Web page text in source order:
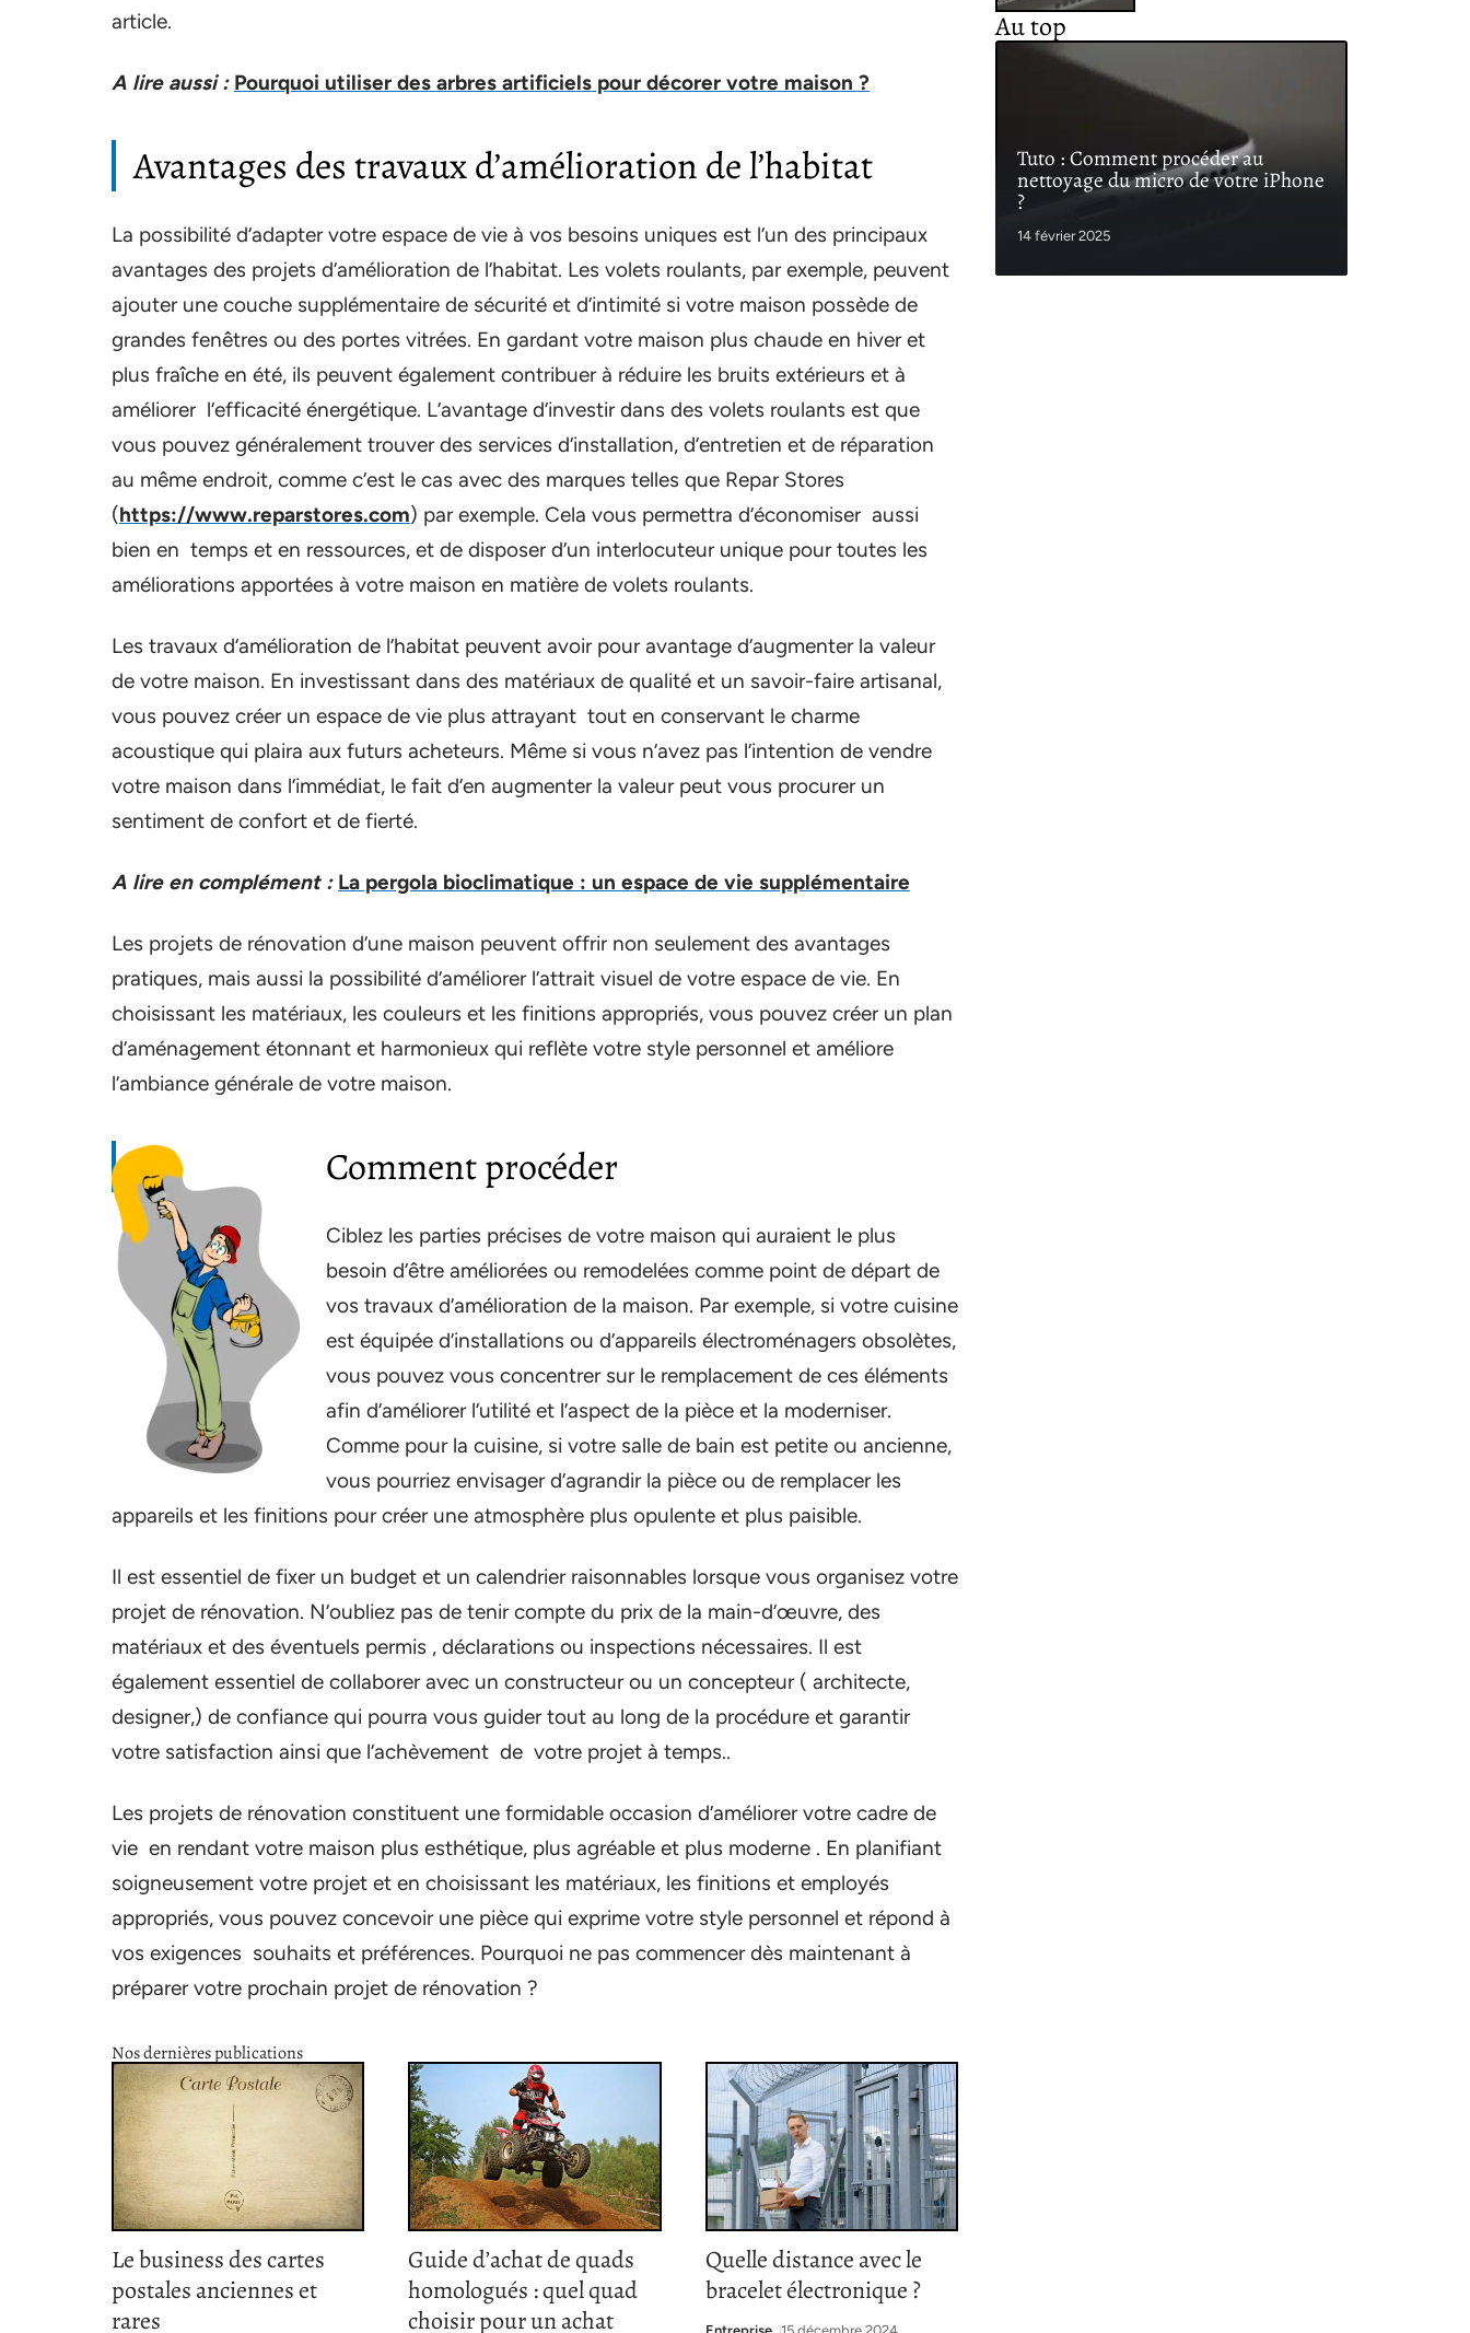
article.
A lire aussi : Pourquoi utiliser des arbres artificiels pour décorer votre maison ?
Avantages des travaux d’amélioration de l’habitat
La possibilité d’adapter votre espace de vie à vos besoins uniques est l’un des principaux
avantages des projets d’amélioration de l’habitat. Les volets roulants, par exemple, peuvent
ajouter une couche supplémentaire de sécurité et d’intimité si votre maison possède de
grandes fenêtres ou des portes vitrées. En gardant votre maison plus chaude en hiver et
plus fraîche en été, ils peuvent également contribuer à réduire les bruits extérieurs et à
améliorer l’efficacité énergétique. L’avantage d’investir dans des volets roulants est que
vous pouvez généralement trouver des services d’installation, d’entretien et de réparation
au même endroit, comme c’est le cas avec des marques telles que Repar Stores
(https://www.reparstores.com) par exemple. Cela vous permettra d’économiser aussi
bien en temps et en ressources, et de disposer d’un interlocuteur unique pour toutes les
améliorations apportées à votre maison en matière de volets roulants.
Les travaux d’amélioration de l’habitat peuvent avoir pour avantage d’augmenter la valeur
de votre maison. En investissant dans des matériaux de qualité et un savoir-faire artisanal,
vous pouvez créer un espace de vie plus attrayant tout en conservant le charme
acoustique qui plaira aux futurs acheteurs. Même si vous n’avez pas l’intention de vendre
votre maison dans l’immédiat, le fait d’en augmenter la valeur peut vous procurer un
sentiment de confort et de fierté.
A lire en complément : La pergola bioclimatique : un espace de vie supplémentaire
Les projets de rénovation d’une maison peuvent offrir non seulement des avantages
pratiques, mais aussi la possibilité d’améliorer l’attrait visuel de votre espace de vie. En
choisissant les matériaux, les couleurs et les finitions appropriés, vous pouvez créer un plan
d’aménagement étonnant et harmonieux qui reflète votre style personnel et améliore
l’ambiance générale de votre maison.
Comment procéder
Ciblez les parties précises de votre maison qui auraient le plus
besoin d’être améliorées ou remodelées comme point de départ de
vos travaux d’amélioration de la maison. Par exemple, si votre cuisine
est équipée d’installations ou d’appareils électroménagers obsolètes,
vous pouvez vous concentrer sur le remplacement de ces éléments
afin d’améliorer l’utilité et l’aspect de la pièce et la moderniser.
Comme pour la cuisine, si votre salle de bain est petite ou ancienne,
vous pourriez envisager d’agrandir la pièce ou de remplacer les
appareils et les finitions pour créer une atmosphère plus opulente et plus paisible.
Il est essentiel de fixer un budget et un calendrier raisonnables lorsque vous organisez votre
projet de rénovation. N’oubliez pas de tenir compte du prix de la main-d’œuvre, des
matériaux et des éventuels permis , déclarations ou inspections nécessaires. Il est
également essentiel de collaborer avec un constructeur ou un concepteur ( architecte,
designer,) de confiance qui pourra vous guider tout au long de la procédure et garantir
votre satisfaction ainsi que l’achèvement de votre projet à temps..
Les projets de rénovation constituent une formidable occasion d’améliorer votre cadre de
vie en rendant votre maison plus esthétique, plus agréable et plus moderne . En planifiant
soigneusement votre projet et en choisissant les matériaux, les finitions et employés
appropriés, vous pouvez concevoir une pièce qui exprime votre style personnel et répond à
vos exigences souhaits et préférences. Pourquoi ne pas commencer dès maintenant à
préparer votre prochain projet de rénovation ?
Nos dernières publications
Le business des cartes
postales anciennes et
rares
Guide d’achat de quads
homologués : quel quad
choisir pour un achat
Quelle distance avec le
bracelet électronique ?
Au top
Tuto : Comment procéder au
nettoyage du micro de votre iPhone
?
14 février 2025